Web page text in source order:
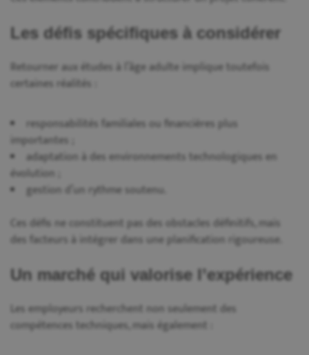
Les défis spécifiques à considérer
Retourner aux études à l’âge adulte implique toutefois
certaines réalités :
responsabilités familiales ou financières plus
importantes ;
adaptation à des environnements technologiques en
évolution ;
gestion d’un rythme soutenu.
Ces défis ne constituent pas des obstacles définitifs, mais
des facteurs à intégrer dans une planification rigoureuse.
Un marché qui valorise l’expérience
Les employeurs recherchent non seulement des
compétences techniques, mais également :